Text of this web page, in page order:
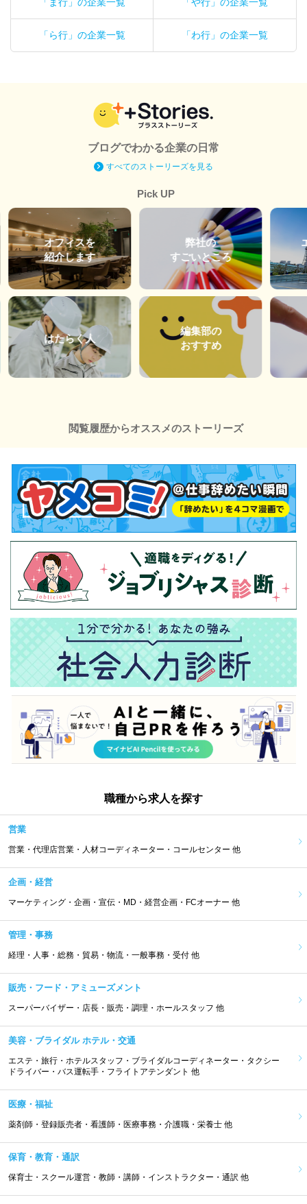
「ら行」の企業一覧 「わ行」の企業一覧
ブログでわかる企業の日常
すべてのストーリーズを見る
Pick UP
オフィスを
紹介します
はたらく人
弊社の
すごいところ
編集部の
おすすめ
閲覧履歴からオススメのストーリーズ
職種から求人を探す
営業
営業・代理店営業・人材コーディネーター・コールセンター 他
企画・経営
マーケティング・企画・宣伝・MD・経営企画・FCオーナー 他
管理・事務
経理・人事・総務・貿易・物流・一般事務・受付 他
販売・フード・アミューズメント
スーパーバイザー・店長・販売・調理・ホールスタッフ 他
美容・ブライダル ホテル・交通
エステ・旅行・ホテルスタッフ・ブライダルコーディネーター・タクシー
ドライバー・バス運転手・フライトアテンダント 他
医療・福祉
薬剤師・登録販売者・看護師・医療事務・介護職・栄養士 他
保育・教育・通訳
保育士・スクール運営・教師・講師・インストラクター・通訳 他